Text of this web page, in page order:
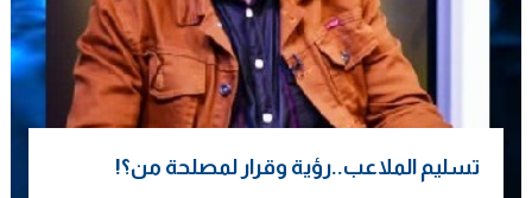
تسليم الملاعب..رؤية وقرار لمصلحة من؟!